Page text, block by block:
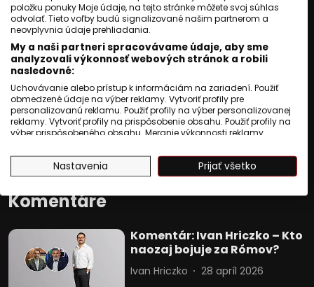
koncertu nemeckého
speváka Ricarda Kwieka.
Roma Television
Mária Pavlijová: Prvá
rómska baletka, ktorá si
splnila svoj sen.
Ivana Cibuľová 20 október 2024
Komentáre
Komentár: Ivan Hriczko – Kto
naozaj bojuje za Rómov?
Ivan Hriczko 28 apríl 2026
položku ponuky Moje údaje, na tejto stránke môžete svoj súhlas
odvolať. Tieto voľby budú signalizované našim partnerom a
neovplyvnia údaje prehliadania.
My a naši partneri spracovávame údaje, aby sme
analyzovali výkonnosť webových stránok a robili
nasledovné:
Uchovávanie alebo prístup k informáciám na zariadení. Použiť
obmedzené údaje na výber reklamy. Vytvoriť profily pre
personalizovanú reklamu. Použiť profily na výber personalizovanej
reklamy. Vytvoriť profily na prispôsobenie obsahu. Použiť profily na
výber prispôsobeného obsahu. Meranie výkonnosti reklamy.
štatistík alebo spájania údajov z rôznych zdrojov. Vývoj a
zlepšovanie služieb. Použitie obmedzených údajov na výber
obsahu.
USA.
túto webovú stránku/aplikáciu.
Zobraziť zoznam partnerov (1010 predajcovia IAB)
Vaše údaje používame na nasledujúce účely:
Účely spracovania IAB:
Nastavenia Prijať všetko